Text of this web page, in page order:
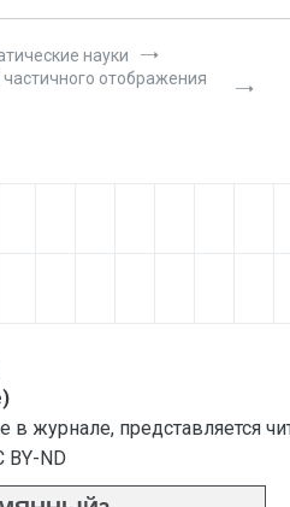
науки
отображения
в журнале, представляется
BY-ND